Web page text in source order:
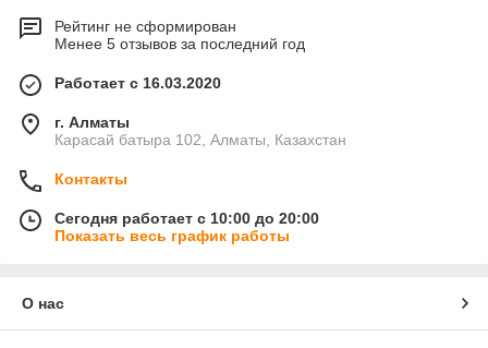
Рейтинг не сформирован
Менее 5 отзывов за последний год
Работает с 16.03.2020
г. Алматы
Карасай батыра 102, Алматы, Казахстан
Контакты
Сегодня работает с 10:00 до 20:00
Показать весь график работы
О нас